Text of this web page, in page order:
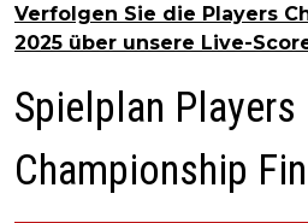
Verfolgen Sie die Players
2025 über unsere Live-
Spielplan Players
Championship